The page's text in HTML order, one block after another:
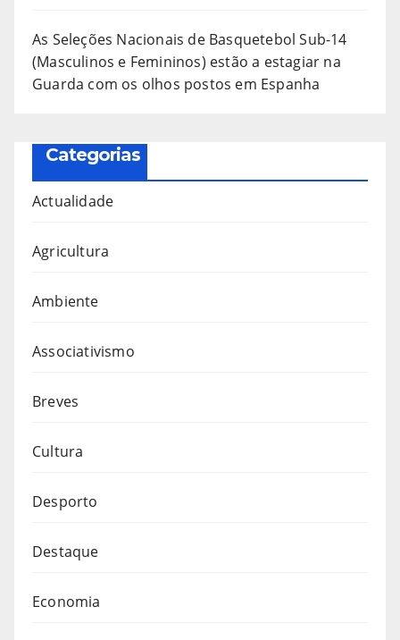
As Seleções Nacionais de Basquetebol Sub-14
(Masculinos e Femininos) estão a estagiar na
Guarda com os olhos postos em Espanha
Categorias
Actualidade
Agricultura
Ambiente
Associativismo
Breves
Cultura
Desporto
Destaque
Economia